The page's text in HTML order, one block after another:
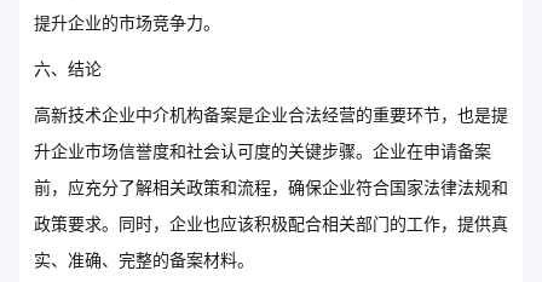
提升企业的市场竞争力。
六、结论
高新技术企业中介机构备案是企业合法经营的重要环节，也是提
升企业市场信誉度和社会认可度的关键步骤。企业在申请备案
前，应充分了解相关政策和流程，确保企业符合国家法律法规和
政策要求。同时，企业也应该积极配合相关部门的工作，提供真
实、准确、完整的备案材料。